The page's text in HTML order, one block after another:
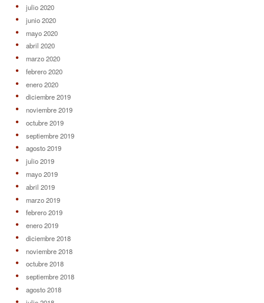
julio 2020
junio 2020
mayo 2020
abril 2020
marzo 2020
febrero 2020
enero 2020
diciembre 2019
noviembre 2019
octubre 2019
septiembre 2019
agosto 2019
julio 2019
mayo 2019
abril 2019
marzo 2019
febrero 2019
enero 2019
diciembre 2018
noviembre 2018
octubre 2018
septiembre 2018
agosto 2018